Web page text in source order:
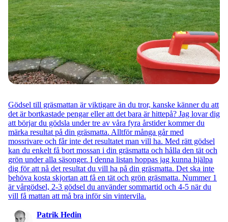
Gödsel till gräsmattan är viktigare än du tror, kanske känner du att
det är bortkastade pengar eller att det bara är hittepå? Jag lovar dig
att börjar du gödsla under tre av våra fyra årstider kommer du
märka resultat på din gräsmatta. Alltför många går med
mossrivare och får inte det resultatet man vill ha. Med rätt gödsel
kan du enkelt få bort mossan i din gräsmatta och hålla den tät och
grön under alla säsonger. I denna listan hoppas jag kunna hjälpa
dig för att nå det resultat du vill ha på din gräsmatta. Det ska inte
behöva kosta skjortan att få en tät och grön gräsmatta. Nummer 1
är vårgödsel, 2-3 gödsel du använder sommartid och 4-5 när du
vill få mattan att må bra inför sin vintervila.
Patrik Hedin